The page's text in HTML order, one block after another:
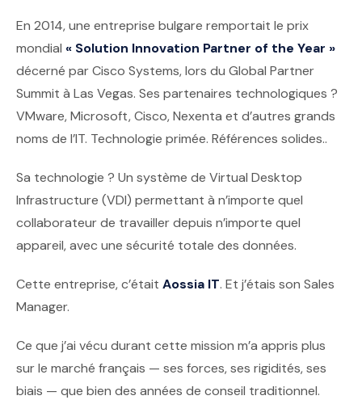
En 2014, une entreprise bulgare remportait le prix
mondial « Solution Innovation Partner of the Year »
décerné par Cisco Systems, lors du Global Partner
Summit à Las Vegas. Ses partenaires technologiques ?
VMware, Microsoft, Cisco, Nexenta et d’autres grands
noms de l’IT. Technologie primée. Références solides..
Sa technologie ? Un système de Virtual Desktop
Infrastructure (VDI) permettant à n’importe quel
collaborateur de travailler depuis n’importe quel
appareil, avec une sécurité totale des données.
Cette entreprise, c’était Aossia IT. Et j’étais son Sales
Manager.
Ce que j’ai vécu durant cette mission m’a appris plus
sur le marché français — ses forces, ses rigidités, ses
biais — que bien des années de conseil traditionnel.